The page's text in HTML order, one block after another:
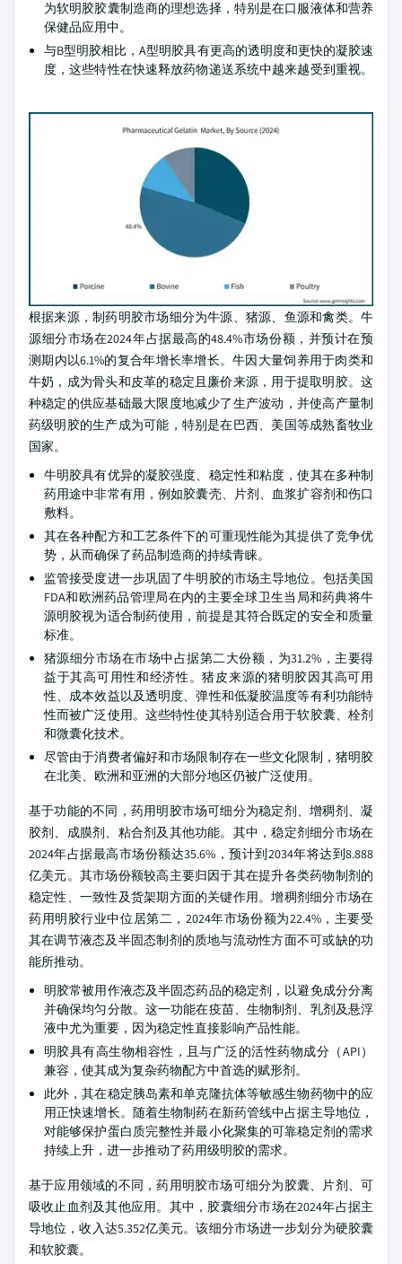
为软明胶胶囊制造商的理想选择，特别是在口服液体和营养
保健品应用中。
与B型明胶相比，A型明胶具有更高的透明度和更快的凝胶速
度，这些特性在快速释放药物递送系统中越来越受到重视。
根据来源，制药明胶市场细分为牛源、猪源、鱼源和禽类。牛
源细分市场在2024年占据最高的48.4%市场份额，并预计在预
测期内以6.1%的复合年增长率增长。牛因大量饲养用于肉类和
牛奶，成为骨头和皮革的稳定且廉价来源，用于提取明胶。这
种稳定的供应基础最大限度地减少了生产波动，并使高产量制
药级明胶的生产成为可能，特别是在巴西、美国等成熟畜牧业
国家。
牛明胶具有优异的凝胶强度、稳定性和粘度，使其在多种制
药用途中非常有用，例如胶囊壳、片剂、血浆扩容剂和伤口
敷料。
其在各种配方和工艺条件下的可重现性能为其提供了竞争优
势，从而确保了药品制造商的持续青睐。
监管接受度进一步巩固了牛明胶的市场主导地位。包括美国
FDA和欧洲药品管理局在内的主要全球卫生当局和药典将牛
源明胶视为适合制药使用，前提是其符合既定的安全和质量
标准。
猪源细分市场在市场中占据第二大份额，为31.2%，主要得
益于其高可用性和经济性。猪皮来源的猪明胶因其高可用
性、成本效益以及透明度、弹性和低凝胶温度等有利功能特
性而被广泛使用。这些特性使其特别适合用于软胶囊、栓剂
和微囊化技术。
尽管由于消费者偏好和市场限制存在一些文化限制，猪明胶
在北美、欧洲和亚洲的大部分地区仍被广泛使用。
基于功能的不同，药用明胶市场可细分为稳定剂、增稠剂、凝
胶剂、成膜剂、粘合剂及其他功能。其中，稳定剂细分市场在
2024年占据最高市场份额达35.6%，预计到2034年将达到8.888
亿美元。其市场份额较高主要归因于其在提升各类药物制剂的
稳定性、一致性及货架期方面的关键作用。增稠剂细分市场在
药用明胶行业中位居第二，2024年市场份额为22.4%，主要受
其在调节液态及半固态制剂的质地与流动性方面不可或缺的功
能所推动。
明胶常被用作液态及半固态药品的稳定剂，以避免成分分离
并确保均匀分散。这一功能在疫苗、生物制剂、乳剂及悬浮
液中尤为重要，因为稳定性直接影响产品性能。
明胶具有高生物相容性，且与广泛的活性药物成分（API）
兼容，使其成为复杂药物配方中首选的赋形剂。
此外，其在稳定胰岛素和单克隆抗体等敏感生物药物中的应
用正快速增长。随着生物制药在新药管线中占据主导地位，
对能够保护蛋白质完整性并最小化聚集的可靠稳定剂的需求
持续上升，进一步推动了药用级明胶的需求。
基于应用领域的不同，药用明胶市场可细分为胶囊、片剂、可
吸收止血剂及其他应用。其中，胶囊细分市场在2024年占据主
导地位，收入达5.352亿美元。该细分市场进一步划分为硬胶囊
和软胶囊。